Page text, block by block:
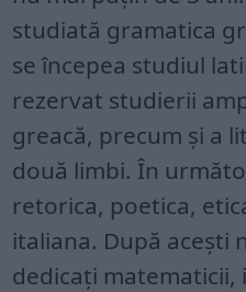
studiată gramatica
se începea studiul
rezervat studierii
greacă, precum și a
două limbi. În
retorica, poetica,
italiana. După acești
dedicați